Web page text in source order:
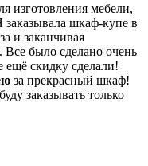
изготовления мебели,
шкаф-купе в
и заканчивая
было сделано очень
скидку сделали!
за прекрасный шкаф!
заказывать только